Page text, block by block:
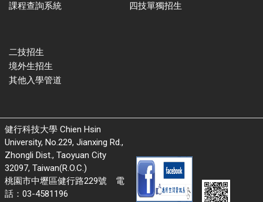
課程查詢系統
四技單獨招生
二技招生
境外生招生
其他入學管道
健行科技大學 Chien Hsin
University, No.229, Jianxing Rd.,
Zhongli Dist., Taoyuan City
32097, Taiwan(R.O.C.)
桃園市中壢區健行路229號 電
話：03-4581196